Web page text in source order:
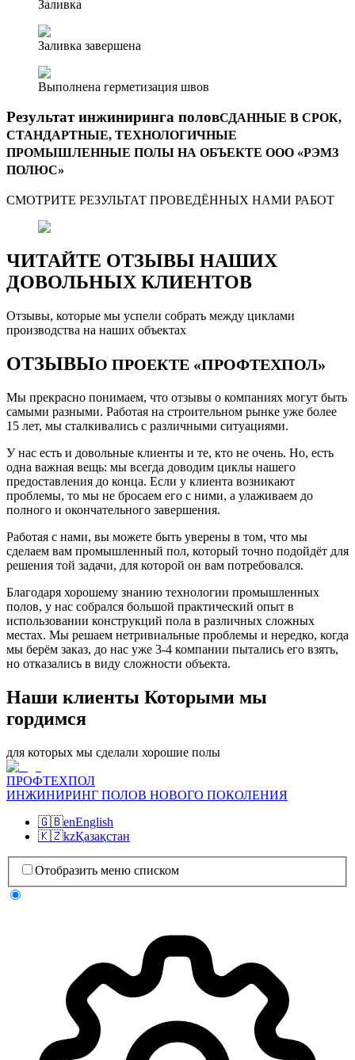
Заливка
Заливка завершена
Выполнена герметизация швов
Результат инжиниринга половСДАННЫЕ В СРОК,
СТАНДАРТНЫЕ, ТЕХНОЛОГИЧНЫЕ
ПРОМЫШЛЕННЫЕ ПОЛЫ НА ОБЪЕКТЕ ООО «РЭМЗ
ПОЛЮС»
СМОТРИТЕ РЕЗУЛЬТАТ ПРОВЕДЁННЫХ НАМИ РАБОТ
ЧИТАЙТЕ ОТЗЫВЫ НАШИХ
ДОВОЛЬНЫХ КЛИЕНТОВ
Отзывы, которые мы успели собрать между циклами
производства на наших объектах
ОТЗЫВЫО ПРОЕКТЕ «ПРОФТЕХПОЛ»
Мы прекрасно понимаем, что отзывы о компаниях могут быть
самыми разными. Работая на строительном рынке уже более
15 лет, мы сталкивались с различными ситуациями.
У нас есть и довольные клиенты и те, кто не очень. Но, есть
одна важная вещь: мы всегда доводим циклы нашего
предоставления до конца. Если у клиента возникают
проблемы, то мы не бросаем его с ними, а улаживаем до
полного и окончательного завершения.
Работая с нами, вы можете быть уверены в том, что мы
сделаем вам промышленный пол, который точно подойдёт для
решения той задачи, для которой он вам потребовался.
Благодаря хорошему знанию технологии промышленных
полов, у нас собрался большой практический опыт в
использовании конструкций пола в различных сложных
местах. Мы решаем нетривиальные проблемы и нередко, когда
мы берём заказ, до нас уже 3-4 компании пытались его взять,
но отказались в виду сложности объекта.
Наши клиенты Которыми мы
гордимся
для которых мы сделали хорошие полы
ПРОФТЕХПОЛ
ИНЖИНИРИНГ ПОЛОВ НОВОГО ПОКОЛЕНИЯ
🇬🇧enEnglish
🇰🇿kzҚазақстан
Отобразить меню списком